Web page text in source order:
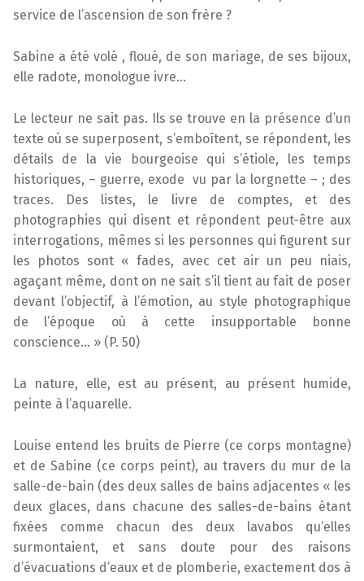
service de l’ascension de son frère ?
Sabine a été volé , floué, de son mariage, de ses bijoux,
elle radote, monologue ivre…
Le lecteur ne sait pas. Ils se trouve en la présence d’un
texte où se superposent, s’emboîtent, se répondent, les
détails de la vie bourgeoise qui s’étiole, les temps
historiques, – guerre, exode vu par la lorgnette – ; des
traces. Des listes, le livre de comptes, et des
photographies qui disent et répondent peut-être aux
interrogations, mêmes si les personnes qui figurent sur
les photos sont « fades, avec cet air un peu niais,
agaçant même, dont on ne sait s’il tient au fait de poser
devant l’objectif, à l’émotion, au style photographique
de l’époque où à cette insupportable bonne
conscience… » (P. 50)
La nature, elle, est au présent, au présent humide,
peinte à l’aquarelle.
Louise entend les bruits de Pierre (ce corps montagne)
et de Sabine (ce corps peint), au travers du mur de la
salle-de-bain (des deux salles de bains adjacentes « les
deux glaces, dans chacune des salles-de-bains étant
fixées comme chacun des deux lavabos qu’elles
surmontaient, et sans doute pour des raisons
d’évacuations d’eaux et de plomberie, exactement dos à